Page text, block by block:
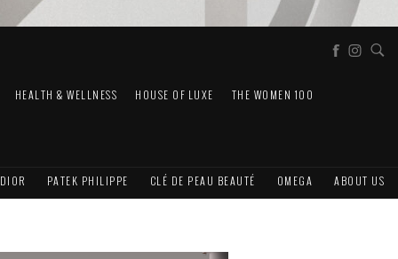
HEALTH & WELLNESS HOUSE OF LUXE THE WOMEN 100
DIOR PATEK PHILIPPE CLÉ DE PEAU BEAUTÉ OMEGA ABOUT US